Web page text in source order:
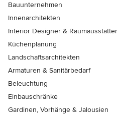
Bauunternehmen
Innenarchitekten
Interior Designer & Raumausstatter
Küchenplanung
Landschaftsarchitekten
Armaturen & Sanitärbedarf
Beleuchtung
Einbauschränke
Gardinen, Vorhänge & Jalousien